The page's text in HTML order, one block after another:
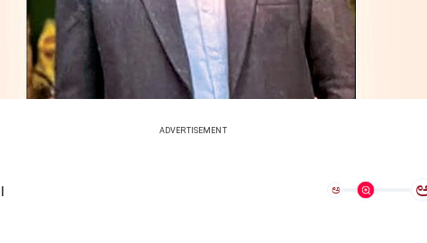
ADVERTISEMENT
ಅ